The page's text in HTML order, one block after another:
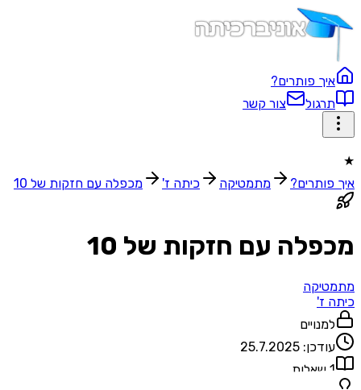
איך פותרים?
תרגול
צור קשר
★
איך פותרים?
מתמטיקה כיתה ז' מכפלה עם חזקות של 10
מכפלה עם חזקות של 10
מתמטיקה
כיתה ז'
למנויים
עודכן: 25.7.2025
1 שאלות